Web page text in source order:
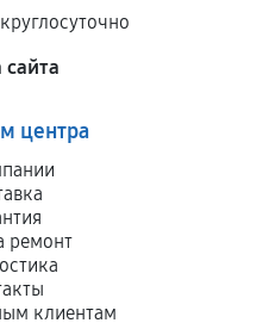
сайта
центра
ремонт
клиентам